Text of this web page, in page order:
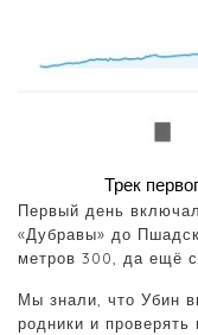
Трек
Первый день
«Дубравы» до
метров 300, да ещё
Мы знали, что Убин
родники и